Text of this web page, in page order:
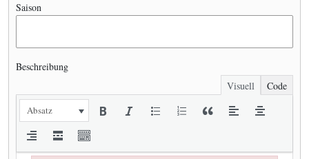
Saison
Beschreibung
Visuell
Code
Absatz